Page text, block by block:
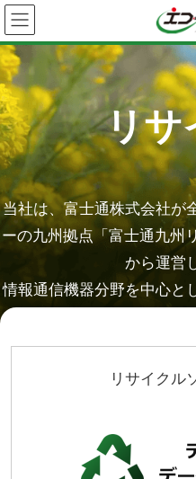
リサ
当社は、富士通株式会社が
ーの九州拠点「富士通九州
から運営
情報通信機器分野を中心と
リサイクル